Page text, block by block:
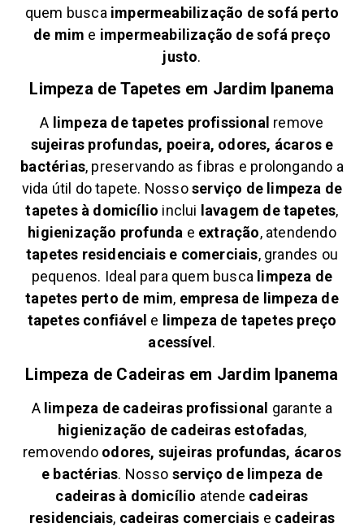
quem busca impermeabilização de sofá perto
de mim e impermeabilização de sofá preço
justo.
Limpeza de Tapetes em Jardim Ipanema
A limpeza de tapetes profissional remove
sujeiras profundas, poeira, odores, ácaros e
bactérias, preservando as fibras e prolongando a
vida útil do tapete. Nossoserviço de limpeza de
tapetes à domicílio inclui lavagem de tapetes,
higienização profunda e extração, atendendo
tapetes residenciais e comerciais, grandes ou
pequenos. Ideal para quem busca limpeza de
tapetes perto de mim, empresa de limpeza de
tapetes confiável e limpeza de tapetes preço
acessível .
Limpeza de Cadeiras em Jardim Ipanema
A limpeza de cadeiras profissional garante a
higienização de cadeiras estofadas,
removendoodores, sujeiras profundas, ácaros
e bactérias. Nosso serviço de limpeza de
cadeiras à domicílio atende cadeiras
residenciais, cadeiras comerciais e cadeiras